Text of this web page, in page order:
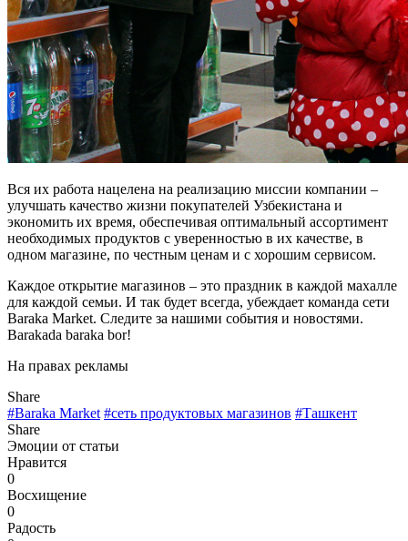
Вся их работа нацелена на реализацию миссии компании –
улучшать качество жизни покупателей Узбекистана и
экономить их время, обеспечивая оптимальный ассортимент
необходимых продуктов с уверенностью в их качестве, в
одном магазине, по честным ценам и с хорошим сервисом.
Каждое открытие магазинов – это праздник в каждой махалле
для каждой семьи. И так будет всегда, убеждает команда сети
Baraka Market. Следите за нашими события и новостями.
Barakada baraka bor!
На правах рекламы
Share
#Baraka Market #сеть продуктовых магазинов #Ташкент
Share
Эмоции от статьи
Нравится
0
Восхищение
0
Радость